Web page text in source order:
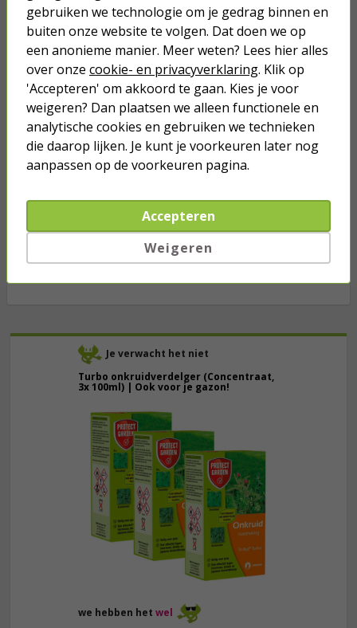
Je verwacht het niet
Turbo onkruidverdelger (Concentraat,
3x 100ml) | Ook voor je gazon!
we hebben het wel
(USB A, 5W, Zwart)
5,95
USB A naar USB C kabel | 0.5 meter
| USB 2.0 (Zwart)
3,50
USB A naar USB C kabel | 2 meter |
USB 2.0 (Zwart)
gebruiken we technologie om je gedrag binnen en
buiten onze website te volgen. Dat doen we op
een anonieme manier. Meer weten? Lees hier alles
over onze cookie- en privacyverklaring. Klik op
'Accepteren' om akkoord te gaan. Kies je voor
weigeren? Dan plaatsen we alleen functionele en
analytische cookies en gebruiken we technieken
die daarop lijken. Je kunt je voorkeuren later nog
aanpassen op de voorkeuren pagina.
Accepteren
Weigeren